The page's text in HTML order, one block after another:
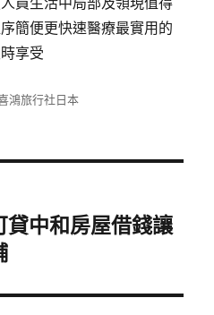
簡便更快速醫療最實用的
享受
鴻旅行社日本
貸中和房屋借錢讓